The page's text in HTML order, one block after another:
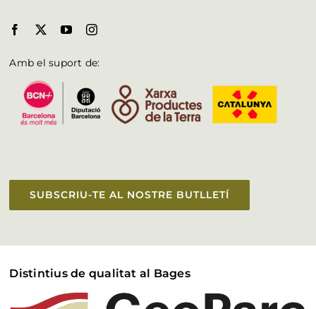
Amb el suport de:
SUBSCRIU-TE AL NOSTRE BUTLLETÍ
Distintius de qualitat al Bages